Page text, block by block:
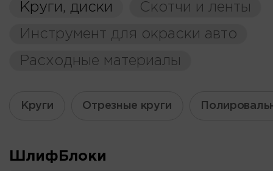
Круги, диски
Скотчи и ленты
Инструмент для окраски авто
Расходные материалы
Круги Отрезные круги
ШлифБлоки